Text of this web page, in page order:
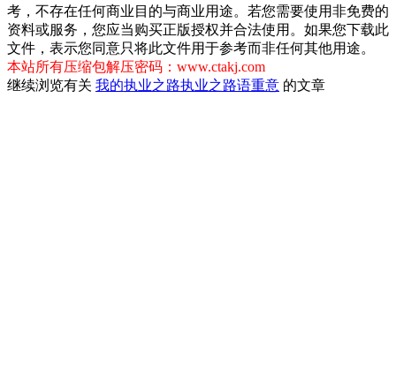
考，不存在任何商业目的与商业用途。若您需要使用非免费的
资料或服务，您应当购买正版授权并合法使用。如果您下载此
文件，表示您同意只将此文件用于参考而非任何其他用途。
本站所有压缩包解压密码：www.ctakj.com
继续浏览有关 我的执业之路执业之路语重意 的文章